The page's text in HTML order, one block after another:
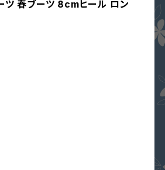
ツ 春ブーツ 8cmヒール ロン